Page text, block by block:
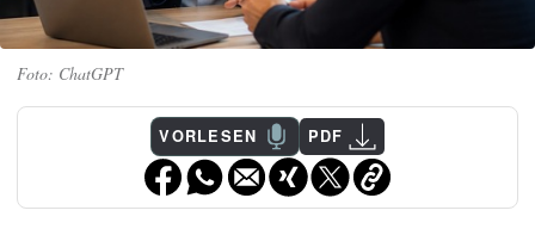
ChatGPT
VORLESEN PDF